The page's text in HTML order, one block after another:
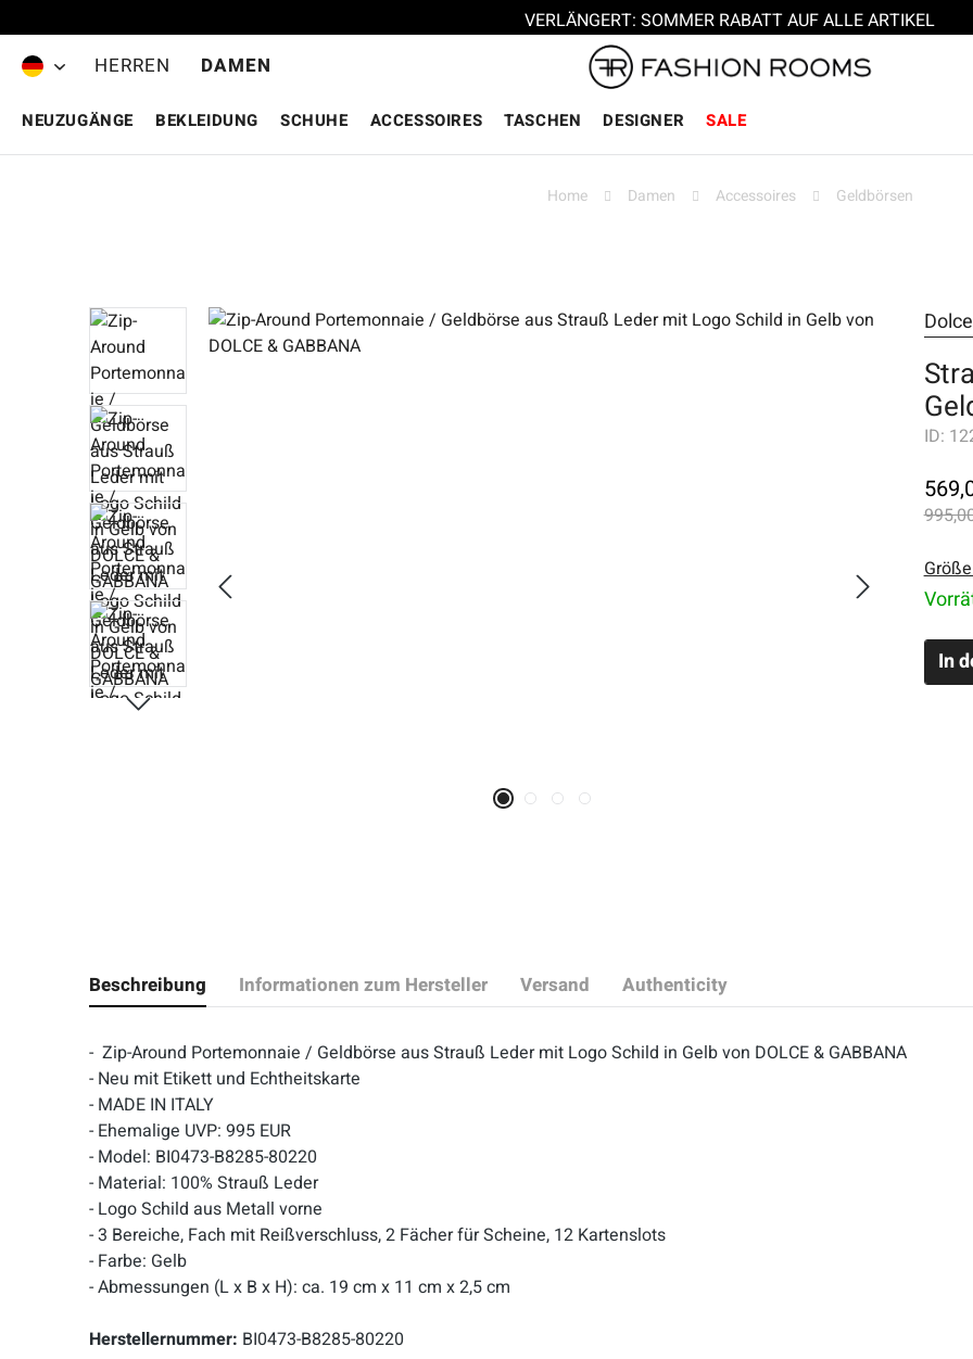
VERLÄNGERT: SOMMER RABATT AUF ALLE ARTIKEL
HERREN DAMEN
NEUZUGÄNGE BEKLEIDUNG SCHUHE ACCESSOIRES TASCHEN DESIGNER SALE
Home Damen Accessoires Geldbörsen
Bildergalerie überspringen
ID:
In
Beschreibung Informationen zum Hersteller Versand Authenticity
- Zip-Around Portemonnaie / Geldbörse aus Strauß Leder mit Logo Schild in Gelb von DOLCE & GABBANA
- Neu mit Etikett und Echtheitskarte
- MADE IN ITALY
- Ehemalige UVP: 995 EUR
- Model: BI0473-B8285-80220
- Material: 100% Strauß Leder
- Logo Schild aus Metall vorne
- 3 Bereiche, Fach mit Reißverschluss, 2 Fächer für Scheine, 12 Kartenslots
- Farbe: Gelb
- Abmessungen (L x B x H): ca. 19 cm x 11 cm x 2,5 cm
Herstellernummer: BI0473-B8285-80220